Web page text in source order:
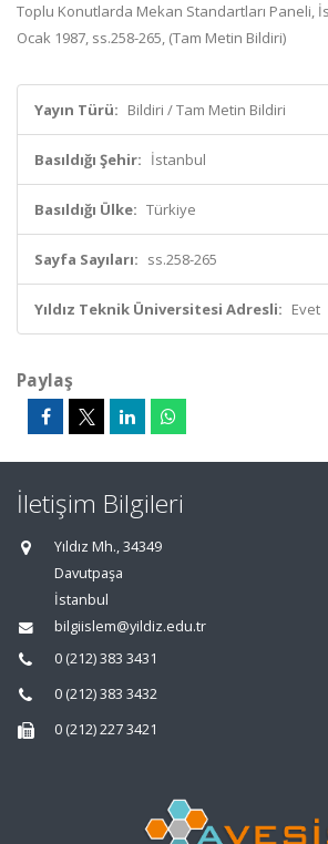
Toplu Konutlarda Mekan Standartları Paneli,
Ocak 1987, ss.258-265, (Tam Metin Bildiri)
Yayın Türü: Bildiri / Tam Metin Bildiri
Basıldığı Şehir: İstanbul
Basıldığı Ülke: Türkiye
Sayfa Sayıları: ss.258-265
Yıldız Teknik Üniversitesi Adresli: Evet
Paylaş
İletişim Bilgileri
Yıldız Mh., 34349
Davutpaşa
İstanbul
bilgiislem@yildiz.edu.tr
0 (212) 383 3431
0 (212) 383 3432
0 (212) 227 3421